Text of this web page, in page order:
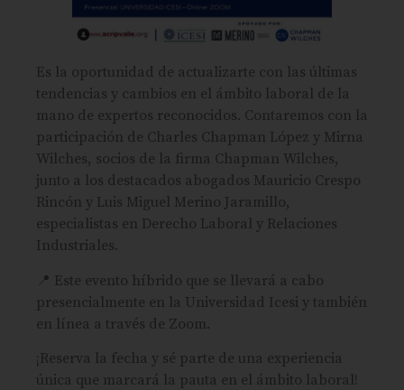
Es la oportunidad de actualizarte con las últimas
tendencias y cambios en el ámbito laboral de la
mano de expertos reconocidos. Contaremos con la
participación de Charles Chapman López y Mirna
Wilches, socios de la firma Chapman Wilches,
junto a los destacados abogados Mauricio Crespo
Rincón y Luis Miguel Merino Jaramillo,
especialistas en Derecho Laboral y Relaciones
Industriales.
📍 Este evento híbrido que se llevará a cabo
presencialmente en la Universidad Icesi y también
en línea a través de Zoom.
¡Reserva la fecha y sé parte de una experiencia
única que marcará la pauta en el ámbito laboral!